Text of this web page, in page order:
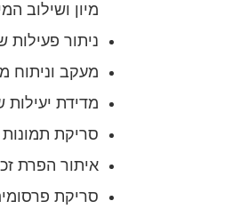
מיון ושילוב
ניתור
מעקב וניתוח
מדידת יעילות
סריקת
איתור הפרת
סריקת